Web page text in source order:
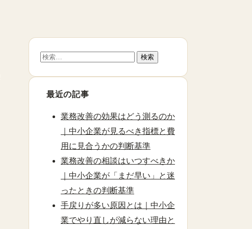
検
最近の記事
業務改善の効果はどう測るのか
｜中小企業が見るべき指標と費
用に見合うかの判断基準
業務改善の相談はいつすべきか
｜中小企業が「まだ早い」と迷
ったときの判断基準
手戻りが多い原因とは｜中小企
業でやり直しが減らない理由と